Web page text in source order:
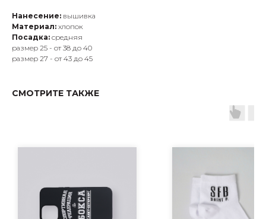
Нанесение: вышивка
Материал: хлопок
Посадка: средняя
размер 25 - от 38 до 40
размер 27 - от 43 до 45
СМОТРИТЕ ТАКЖЕ